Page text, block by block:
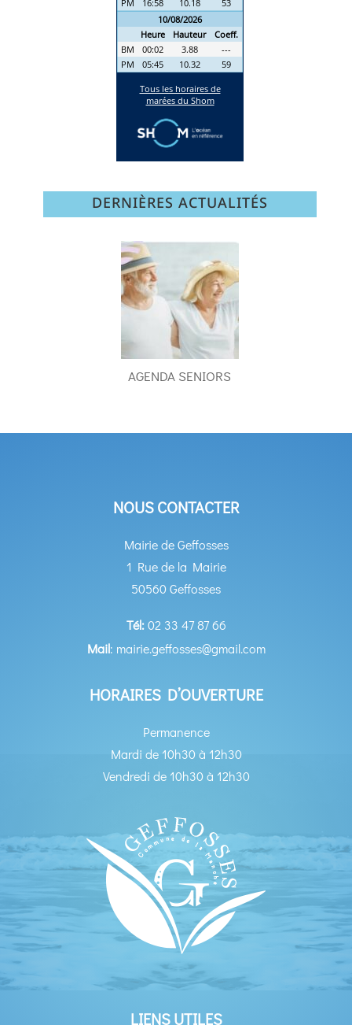
DERNIÈRES ACTUALITÉS
AGENDA SENIORS
NOUS CONTACTER
Mairie de Geffosses
1 Rue de la Mairie
50560 Geffosses
Tél:02 33 47 87 66
Mail: mairie.geffosses@gmail.com
HORAIRES D’OUVERTURE
Permanence
Mardi de 10h30 à 12h30
Vendredi de 10h30 à 12h30
LIENS UTILES